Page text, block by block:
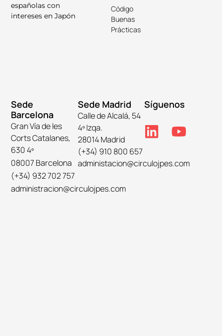
españolas con
intereses en Japón
Código
Buenas
Prácticas
Sede
Barcelona
Gran Vía de les
Corts Catalanes,
630 4º
08007 Barcelona
(+34) 932 702 757
administracion@circulojpes.com
Sede Madrid
Calle de Alcalá, 54
4º Izqa.
28014 Madrid
(+34) 910 800 657
administacion@circulojpes.com
Síguenos